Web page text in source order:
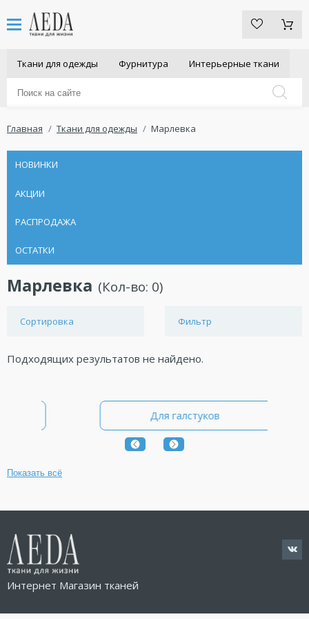
Ткани для одежды Фурнитура Интерьерные ткани
Главная Ткани для одежды Марлевка
НОВИНКИ
АКЦИИ
РАСПРОДАЖА
ОСТАТКИ
Марлевка (Кол-во: 0)
Сортировка Фильтр
Подходящих результатов не найдено.
Для галстуков
Показать всё
Интернет Магазин тканей